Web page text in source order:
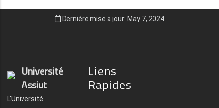
Dernière mise à jour: May 7, 2024
Université
Assiut
L'Université
Liens
Rapides